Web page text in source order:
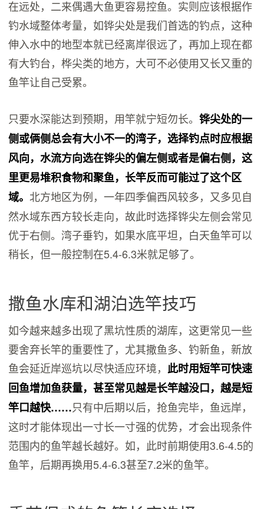
在远处，二来偶遇大鱼更容易控鱼。实则应该根据作
钓水域整体考量，如铧尖处是我们首选的钓点，这种
伸入水中的地型本就已经离岸很远了，再加上现在都
有大钓台，桦尖类的地方，大可不必使用又长又重的
鱼竿让自己受累。
只要水深能达到预期，用竿就宁短勿长。铧尖处的一
侧或俩侧总会有大小不一的湾子，选择钓点时应根据
风向，水流方向选在铧尖的偏左侧或者是偏右侧，这
里更易堆积食物和聚鱼，长竿反而可能过了这个区
域。北方地区为例，一年四季偏西风较多，又多见自
然水域东西方较长走向，故此时选择铧尖左侧会常见
优于右侧。湾子垂钓，如果水底平坦，白天鱼竿可以
稍长，但一般控制在5.4-6.3米就足够了。
撒鱼水库和湖泊选竿技巧
如今越来越多出现了黑坑性质的湖库，这更常见一些
要舍弃长竿的重要性了，尤其撒鱼多、钓新鱼，新放
鱼会延近岸巡坑以尽快适应环境， 此时用短竿可快速
回鱼增加鱼获量，甚至常见越是长竿越没口，越是短
竿口越快……只有中后期以后，抢鱼完毕，鱼远岸，
这时才能体现出一寸长一寸强的优势，才会出现条件
范围内的鱼竿越长越好。如，此时前期使用3.6-4.5的
鱼竿，后期再换用5.4-6.3甚至7.2米的鱼竿。